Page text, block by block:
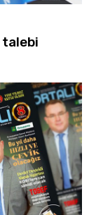
talebi